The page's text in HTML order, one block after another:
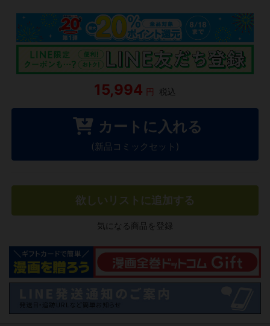
15,994 円 税込
カートに入れる
(新品コミックセット)
欲しいリストに追加する
気になる商品を登録